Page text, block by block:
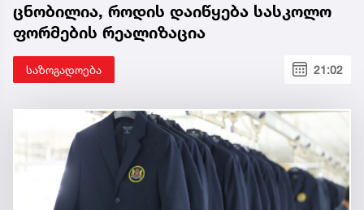
ცნობილია, როდის დაიწყება სასკოლო
ფორმების რეალიზაცია
საზოგადოება 21:02